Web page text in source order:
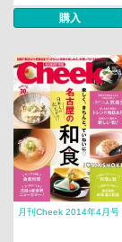
購入
月刊Cheek 2014年4月号